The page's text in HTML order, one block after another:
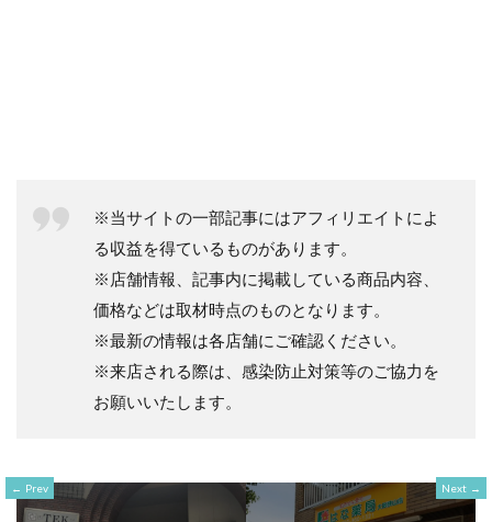
※当サイトの一部記事にはアフィリエイトによ
る収益を得ているものがあります。
※店舗情報、記事内に掲載している商品内容、
価格などは取材時点のものとなります。
※最新の情報は各店舗にご確認ください。
※来店される際は、感染防止対策等のご協力を
お願いいたします。
Prev Next